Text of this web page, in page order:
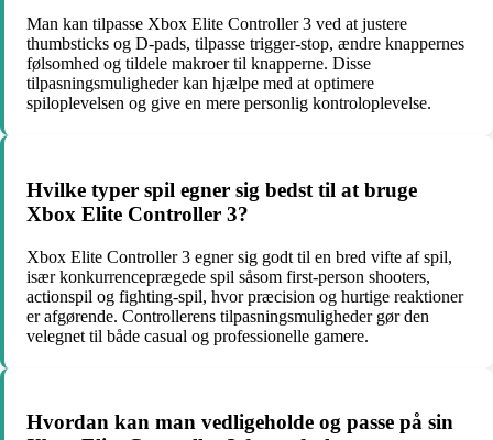
Man kan tilpasse Xbox Elite Controller 3 ved at justere
thumbsticks og D-pads, tilpasse trigger-stop, ændre knappernes
følsomhed og tildele makroer til knapperne. Disse
tilpasningsmuligheder kan hjælpe med at optimere
spiloplevelsen og give en mere personlig kontroloplevelse.
Hvilke typer spil egner sig bedst til at bruge
Xbox Elite Controller 3?
Xbox Elite Controller 3 egner sig godt til en bred vifte af spil,
især konkurrenceprægede spil såsom first-person shooters,
actionspil og fighting-spil, hvor præcision og hurtige reaktioner
er afgørende. Controllerens tilpasningsmuligheder gør den
velegnet til både casual og professionelle gamere.
Hvordan kan man vedligeholde og passe på sin